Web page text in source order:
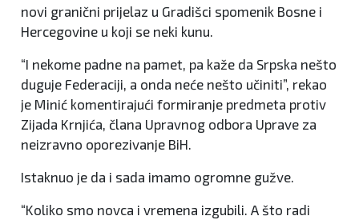
novi granični prijelaz u Gradišci spomenik Bosne i
Hercegovine u koji se neki kunu.
“I nekome padne na pamet, pa kaže da Srpska nešto
duguje Federaciji, a onda neće nešto učiniti”, rekao
je Minić komentirajući formiranje predmeta protiv
Zijada Krnjića, člana Upravnog odbora Uprave za
neizravno oporezivanje BiH.
Istaknuo je da i sada imamo ogromne gužve.
“Koliko smo novca i vremena izgubili. A što radi